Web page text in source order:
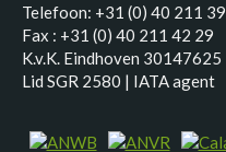
Telefoon: +31 (0) 40 211
Fax : +31 (0) 40 211 42 29
K.v.K. Eindhoven 30147625
Lid SGR 2580 | IATA agent